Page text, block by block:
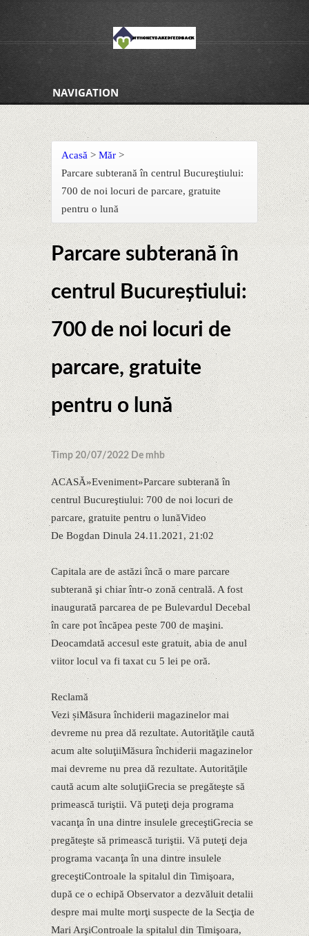
NAVIGATION
Acasă > Măr >
Parcare subterană în centrul Bucureştiului:
700 de noi locuri de parcare, gratuite
pentru o lună
Parcare subterană în
centrul Bucureştiului:
700 de noi locuri de
parcare, gratuite
pentru o lună
Timp 20/07/2022 De mhb
ACASĂ»Eveniment»Parcare subterană în
centrul Bucureştiului: 700 de noi locuri de
parcare, gratuite pentru o lunăVideo
De Bogdan Dinula 24.11.2021, 21:02
Capitala are de astăzi încă o mare parcare
subterană şi chiar într-o zonă centrală. A fost
inaugurată parcarea de pe Bulevardul Decebal
în care pot încăpea peste 700 de maşini.
Deocamdată accesul este gratuit, abia de anul
viitor locul va fi taxat cu 5 lei pe oră.
Reclamă
Vezi șiMăsura închiderii magazinelor mai
devreme nu prea dă rezultate. Autorităţile caută
acum alte soluţiiMăsura închiderii magazinelor
mai devreme nu prea dă rezultate. Autorităţile
caută acum alte soluţiiGrecia se pregăteşte să
primească turiştii. Vă puteţi deja programa
vacanţa în una dintre insulele greceştiGrecia se
pregăteşte să primească turiştii. Vă puteţi deja
programa vacanţa în una dintre insulele
greceştiControale la spitalul din Timişoara,
după ce o echipă Observator a dezvăluit detalii
despre mai multe morţi suspecte de la Secţia de
Mari ArşiControale la spitalul din Timişoara,